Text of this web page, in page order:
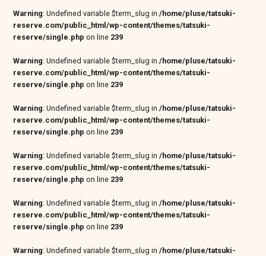
Warning: Undefined variable $term_slug in/home/pluse/tatsuki-
reserve.com/public_html/wp-content/themes/tatsuki-
reserve/single.php on line 239
Warning: Undefined variable $term_slug in/home/pluse/tatsuki-
reserve.com/public_html/wp-content/themes/tatsuki-
reserve/single.php on line 239
Warning: Undefined variable $term_slug in/home/pluse/tatsuki-
reserve.com/public_html/wp-content/themes/tatsuki-
reserve/single.php on line 239
Warning: Undefined variable $term_slug in/home/pluse/tatsuki-
reserve.com/public_html/wp-content/themes/tatsuki-
reserve/single.php on line 239
Warning: Undefined variable $term_slug in/home/pluse/tatsuki-
reserve.com/public_html/wp-content/themes/tatsuki-
reserve/single.php on line 239
Warning: Undefined variable $term_slug in/home/pluse/tatsuki-